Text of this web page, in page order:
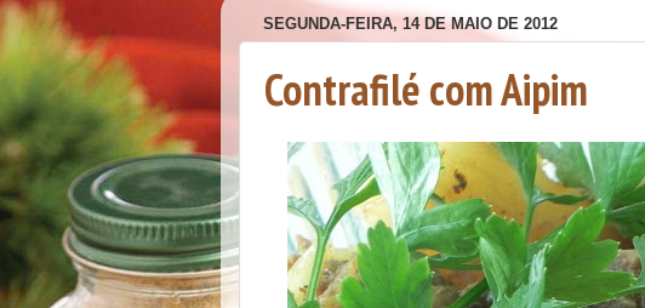
SEGUNDA-FEIRA, 14 DE MAIO DE 2012
Contrafilé com Aipim